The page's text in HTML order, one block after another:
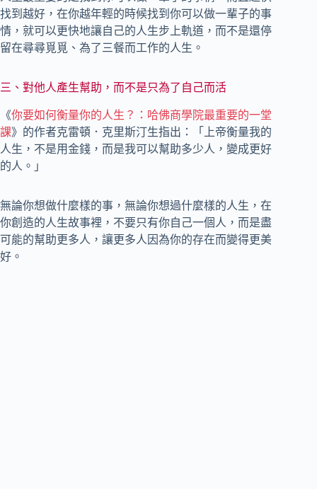
找到越好，在你越年輕的時候找到你可以做一輩子的事
情，就可以更快地讓自己的人生步上軌道，而不是還停
留在尋尋覓覓、為了三餐而工作的人生。
三、對他人產生幫助，而不是只為了自己而活
《你要如何衡量你的人生？：哈佛商學院最重要的一堂
課》的作者克雷頓．克里斯汀生指出：「上帝衡量我的
人生，不是用金錢，而是我可以幫助多少人，變成更好
的人。」
無論你想做什麼樣的事，無論你想過什麼樣的人生，在
你創造的人生故事裡，不要只有你自己一個人，而是盡
可能的幫助更多人，讓更多人因為你的存在而變得更美
好。